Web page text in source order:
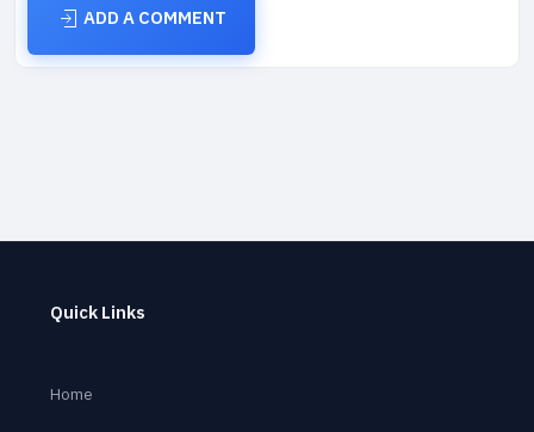
ADD A COMMENT
Quick Links
Home